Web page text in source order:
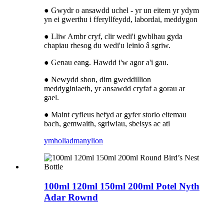
● Gwydr o ansawdd uchel - yr un eitem yr ydym
yn ei gwerthu i fferyllfeydd, labordai, meddygon
● Lliw Ambr cryf, clir wedi'i gwblhau gyda
chapiau rhesog du wedi'u leinio â sgriw.
● Genau eang. Hawdd i'w agor a'i gau.
● Newydd sbon, dim gweddillion
meddyginiaeth, yr ansawdd cryfaf a gorau ar
gael.
● Maint cyfleus hefyd ar gyfer storio eitemau
bach, gemwaith, sgriwiau, sbeisys ac ati
ymholiadmanylion
100ml 120ml 150ml 200ml Potel Nyth
Adar Rownd